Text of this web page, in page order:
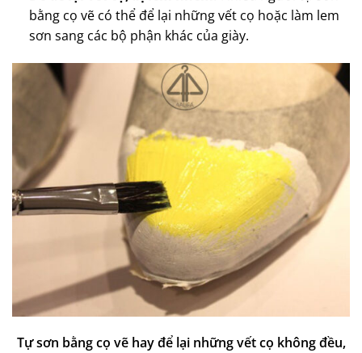
bằng cọ vẽ có thể để lại những vết cọ hoặc làm lem
sơn sang các bộ phận khác của giày.
Tự sơn bằng cọ vẽ hay để lại những vết cọ không đều,